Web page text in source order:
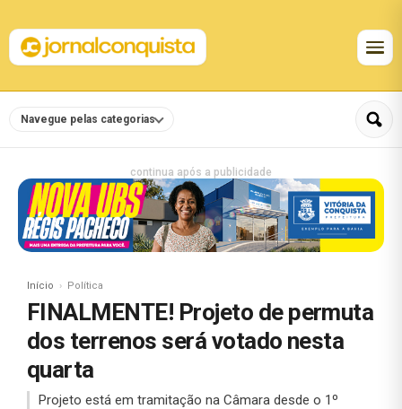
Navegue pelas categorias
continua após a publicidade
Início Política
FINALMENTE! Projeto de permuta
dos terrenos será votado nesta
quarta
Projeto está em tramitação na Câmara desde o 1º